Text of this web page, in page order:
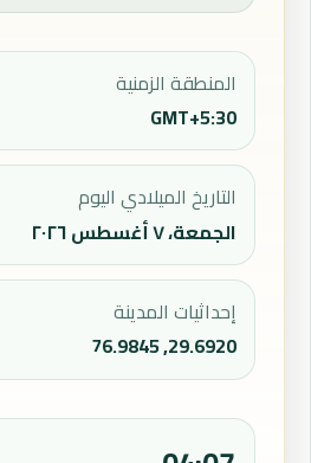
المنطقة الزمنية
GMT+5:30
التاريخ الميلادي اليوم
الجمعة، ٧ أغسطس ٢٠٢٦
إحداثيات المدينة
29.6920, 76.9845